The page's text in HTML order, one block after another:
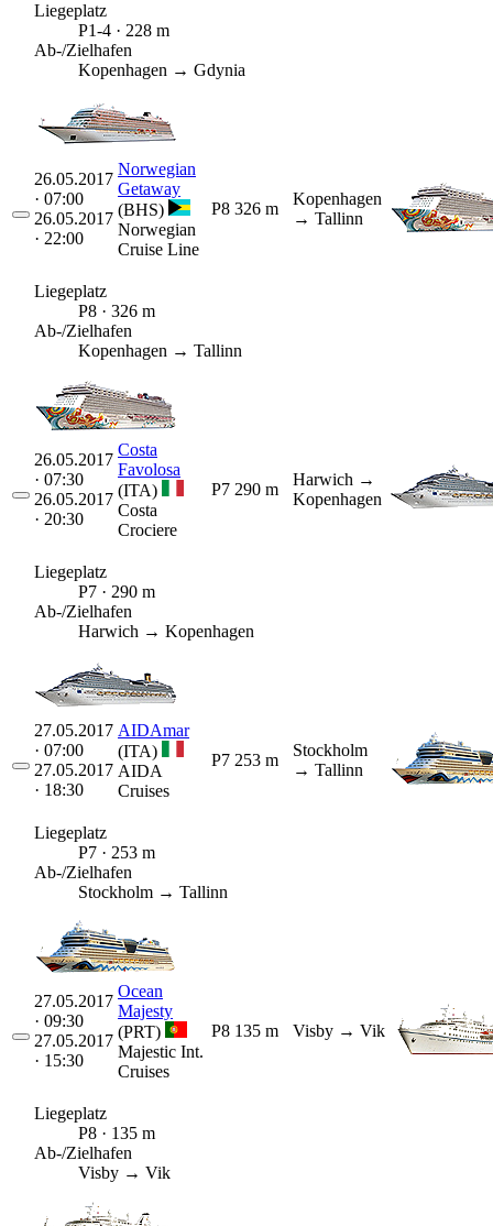
Liegeplatz
P1-4 · 228 m
Ab-/Zielhafen
Kopenhagen → Gdynia
26.05.2017
· 07:00
26.05.2017
· 22:00
Norwegian
Getaway
(BHS)
Norwegian
Cruise Line
P8 326 m
Kopenhagen
→ Tallinn
Liegeplatz
P8 · 326 m
Ab-/Zielhafen
Kopenhagen → Tallinn
26.05.2017
· 07:30
26.05.2017
· 20:30
Costa
Favolosa
(ITA)
Costa
Crociere
P7 290 m
Harwich →
Kopenhagen
Liegeplatz
P7 · 290 m
Ab-/Zielhafen
Harwich → Kopenhagen
27.05.2017
· 07:00
27.05.2017
· 18:30
AIDAmar
(ITA)
AIDA
Cruises
P7 253 m
Stockholm
→ Tallinn
Liegeplatz
P7 · 253 m
Ab-/Zielhafen
Stockholm → Tallinn
27.05.2017
· 09:30
27.05.2017
· 15:30
Ocean
Majesty
(PRT)
Majestic Int.
Cruises
P8 135 m Visby → Vik
Liegeplatz
P8 · 135 m
Ab-/Zielhafen
Visby → Vik